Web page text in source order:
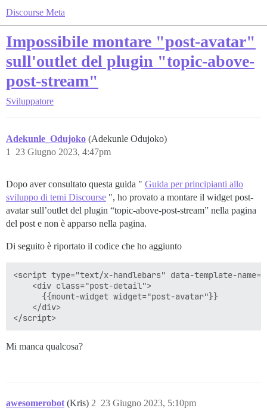
Discourse Meta
Impossibile montare "post-avatar"
sull'outlet del plugin "topic-above-
post-stream"
Sviluppatore
Adekunle_Odujoko (Adekunle Odujoko)
23 Giugno 2023, 4:47pm
1
Dopo aver consultato questa guida " Guida per principianti allo
sviluppo di temi Discourse ", ho provato a montare il widget post-
avatar sull’outlet del plugin “topic-above-post-stream” nella pagina
del post e non è apparso nella pagina.
Di seguito è riportato il codice che ho aggiunto
<script type="text/x-handlebars" data-template-
    <div class="post-detail">
      {{mount-widget widget="post-avatar"}}
    </div>
Mi manca qualcosa?
awesomerobot (Kris) 23 Giugno 2023, 5:10pm
2